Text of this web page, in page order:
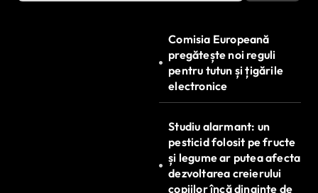
Comisia Europeană
pregătește noi reguli
pentru tutun și țigările
electronice
Studiu alarmant: un
pesticid folosit pe fructe
și legume ar putea afecta
dezvoltarea creierului
copiilor încă dinainte de